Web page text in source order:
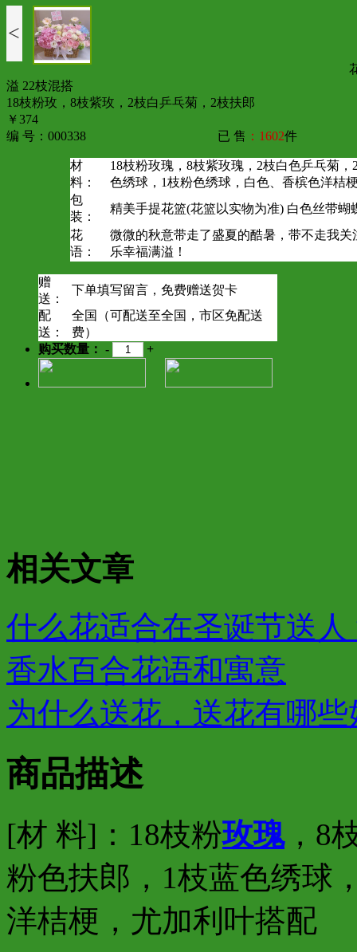
<
溢 22枝混搭
18枝粉玫，8枝紫玫，2枝白乒乓菊，2枝扶郎
￥374
编 号：000338
已 售 ：1602件
材
料：
18枝粉玫瑰，8枝紫玫瑰，2枝白色乒乓菊
色绣球，1枝粉色绣球，白色、香槟色洋桔
包
装：
精美手提花篮(花篮以实物为准) 白色丝带蝴
花
语：
微微的秋意带走了盛夏的酷暑，带不走我关
乐幸福满溢！
赠
送：
下单填写留言，免费赠送贺卡
配
送：
全国（可配送至全国，市区免配送
费）
购买数量： - +
相关文章
什么花适合在圣诞节送
香水百合花语和寓意
为什么送花，送花有哪
商品描述
[材 料]：18枝粉玫瑰，8
粉色扶郎，1枝蓝色绣球
洋桔梗，尤加利叶搭配